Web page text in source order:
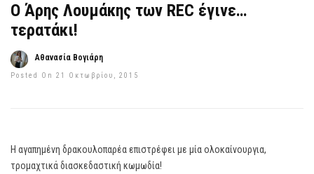
Ο Άρης Λουμάκης των REC έγινε…
τερατάκι!
Αθανασία Βογιάρη
Posted On 21 Οκτωβρίου, 2015
Η αγαπημένη δρακουλοπαρέα επιστρέφει με μία ολοκαίνουργια,
τρομαχτικά διασκεδαστική κωμωδία!